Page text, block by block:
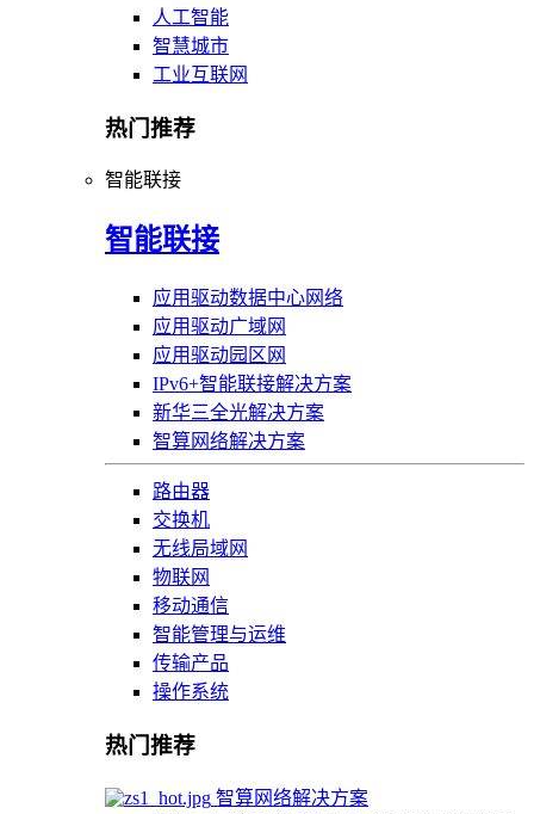
人工智能
智慧城市
工业互联网
热门推荐
智能联接
智能联接
应用驱动数据中心网络
应用驱动广域网
应用驱动园区网
IPv6+智能联接解决方案
新华三全光解决方案
智算网络解决方案
路由器
交换机
无线局域网
物联网
移动通信
智能管理与运维
传输产品
操作系统
热门推荐
智算网络解决方案